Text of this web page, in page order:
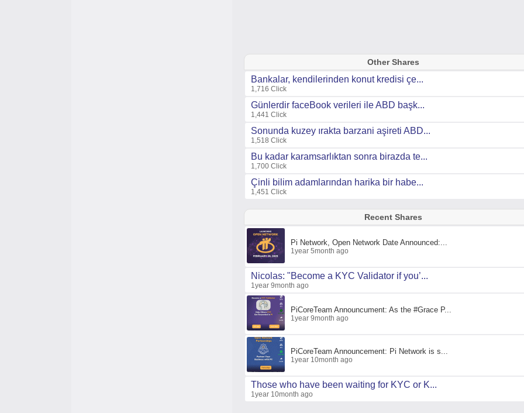
Other Shares
Bankalar, kendilerinden konut kredisi çe...
1,716 Click
Günlerdir faceBook verileri ile ABD başk...
1,441 Click
Sonunda kuzey ırakta barzani aşireti ABD...
1,518 Click
Bu kadar karamsarlıktan sonra birazda te...
1,700 Click
Çinli bilim adamlarından harika bir habe...
1,451 Click
Recent Shares
Pi Network, Open Network Date Announced:...
1year 5month ago
Nicolas: "Become a KYC Validator if you’...
1year 9month ago
PiCoreTeam Announcument: As the #Grace P...
1year 9month ago
PiCoreTeam Announcement: Pi Network is s...
1year 10month ago
Those who have been waiting for KYC or K...
1year 10month ago